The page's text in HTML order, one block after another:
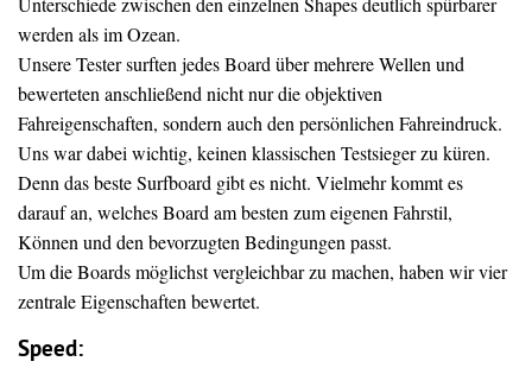
werden als im Ozean.
Unsere Tester surften jedes Board über mehrere Wellen und
bewerteten anschließend nicht nur die objektiven
Fahreigenschaften, sondern auch den persönlichen Fahreindruck.
Uns war dabei wichtig, keinen klassischen Testsieger zu küren.
Denn das beste Surfboard gibt es nicht. Vielmehr kommt es
darauf an, welches Board am besten zum eigenen Fahrstil,
Können und den bevorzugten Bedingungen passt.
Um die Boards möglichst vergleichbar zu machen, haben wir vier
zentrale Eigenschaften bewertet.
Speed: